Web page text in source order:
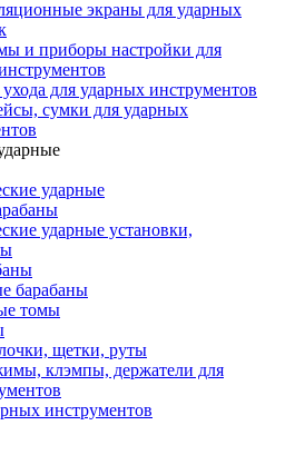
экраны для ударных
и приборы настройки для
для ударных инструментов
сумки для ударных
ударные
ударные установки,
барабаны
томы
щетки, руты
клэмпы, держатели для
инструментов